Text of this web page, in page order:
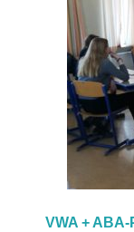
VWA + ABA-